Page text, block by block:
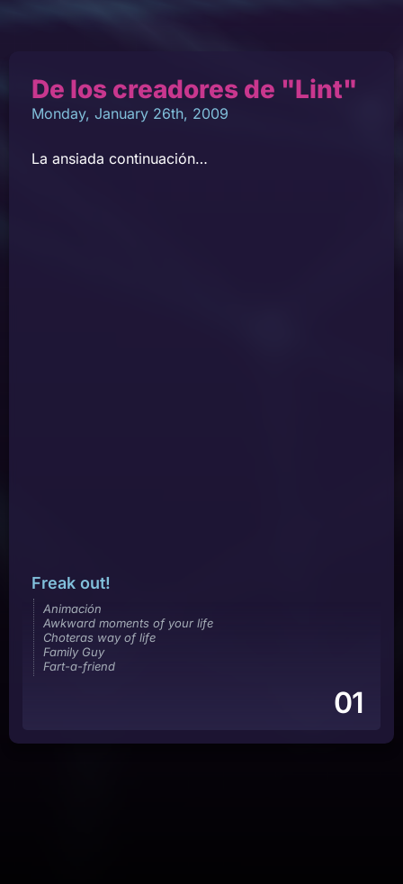
De los creadores de "Lint"
Monday, January 26th, 2009
La ansiada continuación…
Freak out!
Animación
Awkward moments of your life
Choteras way of life
Family Guy
Fart-a-friend
01